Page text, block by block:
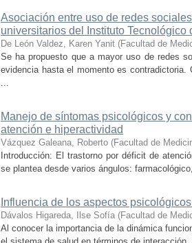
Asociación entre uso de redes
universitarios del Instituto Tecnológico
De León Valdez, Karen Yanit (Facultad de
Se ha propuesto que a mayor uso de redes
evidencia hasta el momento es
...
Manejo de síntomas psicológicos y
atención e hiperactividad
Vázquez Galeana, Roberto (Facultad de
Introducción: El trastorno por déficit de
se plantea desde varios ángulos:
Influencia de los aspectos
Dávalos Higareda, Ilse Sofía (Facultad de
Al conocer la importancia de la dinámica